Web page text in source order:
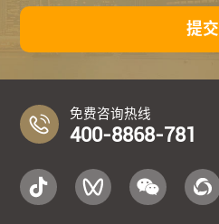
提交
免费咨询热线
400-8868-781